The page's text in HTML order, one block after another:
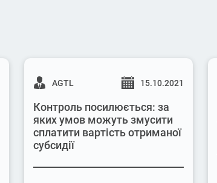
AGTL 15.10.2021
Контроль посилюється: за
яких умов можуть змусити
сплатити вартість отриманої
субсидії